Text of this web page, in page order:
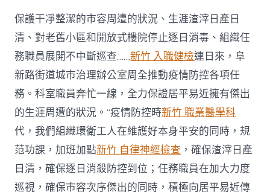
保護干凈整潔的市容周遭的狀況、生涯渣滓日產日
清、對老舊小區和開放式樓院停止逐日消毒、組織任
務職員展開不中斷巡查……新竹 入職健檢連日來，阜
新路街道城市治理辦公室周全推動疫情防控各項任
務。科室職員奔忙一線，全力保證居平易近擁有傑出
的生涯周遭的狀況。“疫情防控時新竹 職業醫學科
代，我們組織環衛工人在維護好本身平安的同時，規
范功課，加班加點新竹 自律神經檢查 ，確保渣滓日產
日清，確保逐日消殺防控到位；任務職員在加大力度
巡視，確保市容次序傑出的同時，積極向居平易近傳